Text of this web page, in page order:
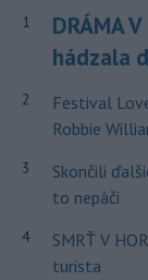
1
DRÁMA
hádzala
2
Festival
Robbie
3
Skončili
to nepáči
4
SMRŤ V
turista